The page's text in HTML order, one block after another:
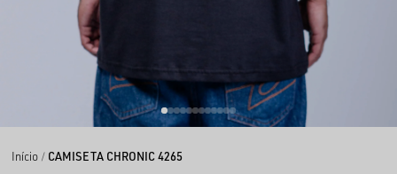
Início CAMISETA CHRONIC 4265